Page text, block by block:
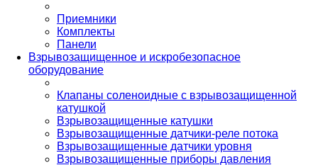
Приемники
Комплекты
Панели
Взрывозащищенное и искробезопасное
оборудование
Клапаны соленоидные с взрывозащищенной
катушкой
Взрывозащищенные катушки
Взрывозащищенные датчики-реле потока
Взрывозащищенные датчики уровня
Взрывозащищенные приборы давления